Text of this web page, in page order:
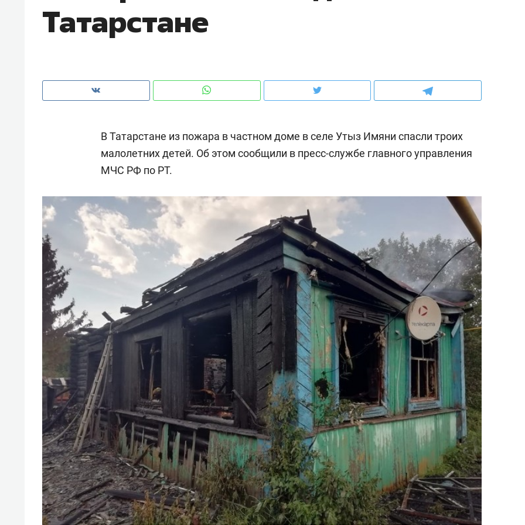
Татарстане
В Татарстане из пожара в частном доме в селе Утыз Имяни спасли троих
малолетних детей. Об этом сообщили в пресс-службе главного управления
МЧС РФ по РТ.
чем интересен Оман?
Рекомендуем
Оставить шум за волной: как
строят тишину в казанском
ЖК «Заря»
Рекомендуем
Психотерапевт «Фороса»:
«Директорский невроз» –
когда человек не считает
свою сверхнагрузку
стрессом»
Рекомендуем
Дизайнер-прораб
Наседкина: «Ремонт
с мебелью за 2
для меня это